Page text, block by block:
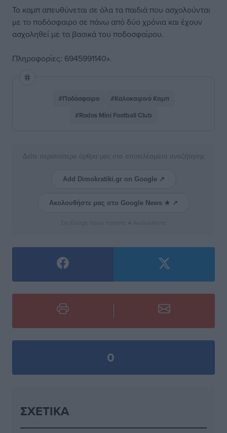
Το καμπ απευθύνεται σε όλα τα παιδιά που ασχολούνται
με το ποδόσφαιρο σε πάνω από δύο χρόνια και έχουν
ασχοληθεί με τα βασικά του ποδοσφαίρου.
Πληροφορίες: 6945991140».
#Ποδόσφαιρο
#Καλοκαιρινό Καμπ
#Rodos Mini Football Club
Δείτε περισσότερα άρθρα μας στα αποτελέσματα αναζήτησης
Add Dimokratiki.gr on Google ↗
Ακολουθήστε μας στο Google News ★ ↗
0
ΣΧΕΤΙΚΆ